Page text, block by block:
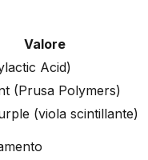
Valore
Acid)
(Prusa Polymers)
(viola scintillante)